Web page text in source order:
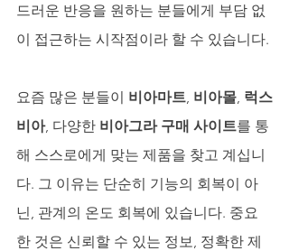
드러운 반응을 원하는 분들에게 부담 없
이 접근하는 시작점이라 할 수 있습니다.
요즘 많은 분들이 비아마트, 비아몰, 럭스
비아, 다양한 비아그라 구매 사이트를 통
해 스스로에게 맞는 제품을 찾고 계십니
다. 그 이유는 단순히 기능의 회복이 아
닌, 관계의 온도 회복에 있습니다. 중요
한 것은 신뢰할 수 있는 정보, 정확한 제